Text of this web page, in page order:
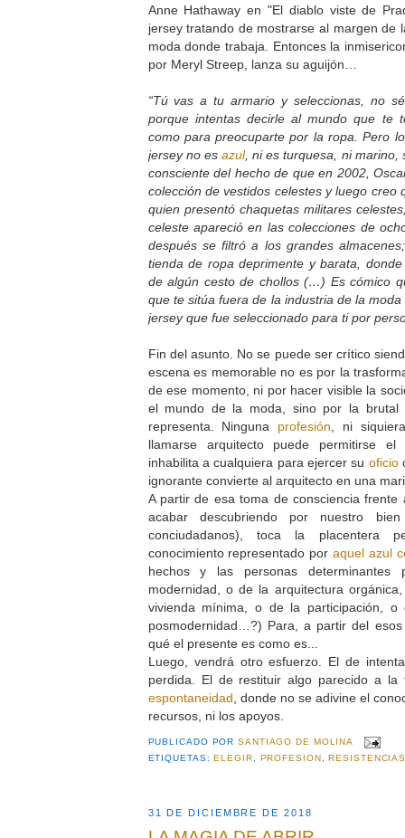
Anne Hathaway en "El diablo viste de
jersey tratando de mostrarse al margen de
moda donde trabaja. Entonces la
por Meryl Streep, lanza su aguijón…
“Tú vas a tu armario y seleccionas, no
porque intentas decirle al mundo que te
como para preocuparte por la ropa. Pero
jersey no es azul, ni es turquesa, ni marino,
consciente del hecho de que en 2002,
colección de vestidos celestes y luego creo
quien presentó chaquetas militares
celeste apareció en las colecciones de
después se filtró a los grandes
tienda de ropa deprimente y barata,
de algún cesto de chollos (…) Es cómico
que te sitúa fuera de la industria de la
jersey que fue seleccionado para ti por
Fin del asunto. No se puede ser crítico
escena es memorable no es por la
de ese momento, ni por hacer visible la
el mundo de la moda, sino por la brutal
representa. Ninguna profesión , ni
llamarse arquitecto puede permitirse
inhabilita a cualquiera para ejercer su oficio
ignorante convierte al arquitecto en una
A partir de esa toma de consciencia frente
acabar descubriendo por nuestro
conciudadanos), toca la placentera
conocimiento representado poraquel azul
hechos y las personas
modernidad, o de la arquitectura
vivienda mínima, o de la participación,
posmodernidad…?) Para, a partir del
qué el presente es como es...
Luego, vendrá otro esfuerzo. El de
perdida. El de restituir algo parecido a
espontaneidad , donde no se adivine el
recursos, ni los apoyos.
PUBLICADO PORSANTIAGO DE MOLINA
ETIQUETAS: ELEGIR, PROFESION ,
31 DE DICIEMBRE DE 2018